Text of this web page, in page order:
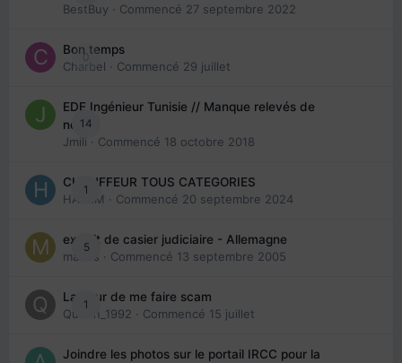
BestBuy · Commencé 27 septembre 2022
0
Bon temps
Charbel · Commencé 29 juillet
14
EDE Ingénieur Tunisie // Manque relevés de
note
Jmili · Commencé 18 octobre 2018
1
CHAUFFEUR TOUS CATEGORIES
HAZEM · Commencé 20 septembre 2024
5
extrait de casier judiciaire - Allemagne
maries · Commencé 13 septembre 2005
1
La peur de me faire scam
Queen_1992 · Commencé 15 juillet
Joindre les photos sur le portail IRCC pour la